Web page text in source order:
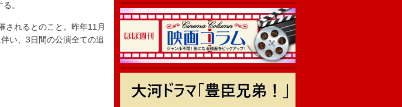
。
れるとのこと。昨年11月
い、3日間の公演全ての追